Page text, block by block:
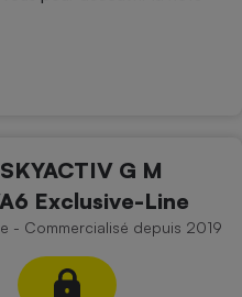
G M
Exclusive-Line
- Commercialisé depuis 2019